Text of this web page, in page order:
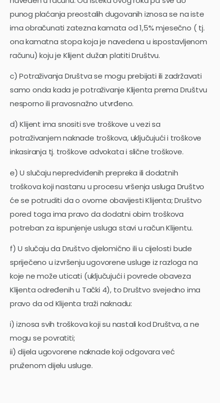
punog plaćanja preostalih dugovanih iznosa se na iste
ima obračunati zatezna kamata od 1,5% mjesečno ( tj.
ona kamatna stopa koja je navedena u ispostavljenom
računu) koju je Klijent dužan platiti Društvu.
c) Potraživanja Društva se mogu prebijati ili zadržavati
samo onda kada je potraživanje Klijenta prema Društvu
nesporno ili pravosnažno utvrđeno.
d) Klijent ima snositi sve troškove u vezi sa
potraživanjem naknade troškova, uključujući i troškove
inkasiranja tj. troškove advokata i slične troškove.
e) U slučaju nepredviđenih prepreka ili dodatnih
troškova koji nastanu u procesu vršenja usluga Društvo
će se potruditi da o ovome obavijesti Klijenta; Društvo
pored toga ima pravo da dodatni obim troškova
potreban za ispunjenje usluga stavi u račun Klijentu.
f) U slučaju da Društvo djelomično ili u cijelosti bude
spriječeno u izvršenju ugovorene usluge iz razloga na
koje ne može uticati (uključujući i povrede obaveza
Klijenta određenih u Tački 4), to Društvo svejedno ima
pravo da od Klijenta traži naknadu:
i) iznosa svih troškova koji su nastali kod Društva, a ne
mogu se povratiti;
ii) dijela ugovorene naknade koji odgovara već
pruženom dijelu usluge.